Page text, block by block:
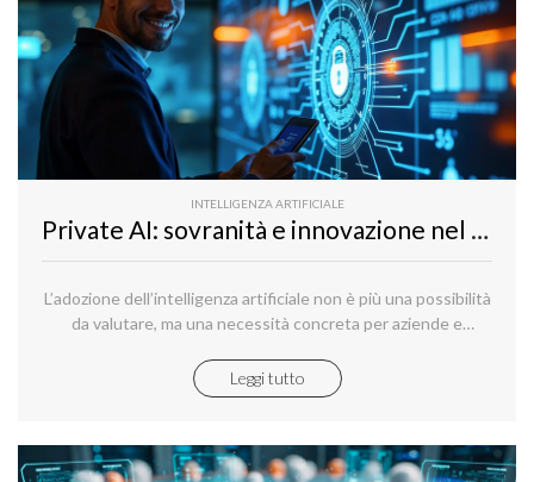
INTELLIGENZA ARTIFICIALE
Private AI: sovranità e innovazione nel cuore dell’infrastruttura digitale
L’adozione dell’intelligenza artificiale non è più una possibilità
da valutare, ma una necessità concreta per aziende e
Leggi tutto